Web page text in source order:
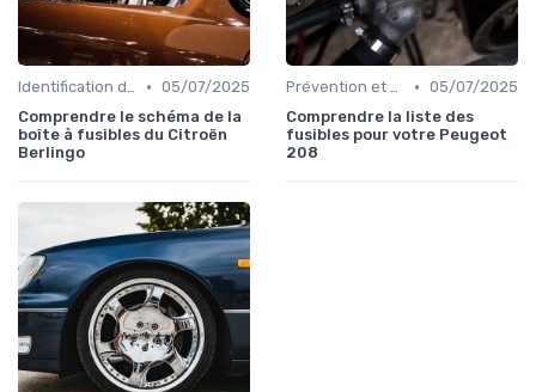
Identification de la Pièce Nécessaire • 05/07/2025
Comprendre le schéma de la
boîte à fusibles du Citroën
Berlingo
Prévention et Diagnostic des Pannes • 05/07/2025
Comprendre la liste des
fusibles pour votre Peugeot
208